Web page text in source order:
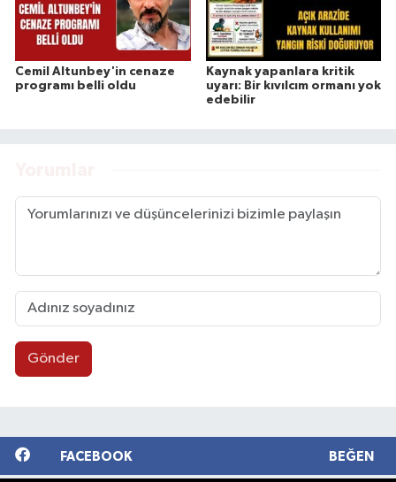
Cemil Altunbey'in cenaze
programı belli oldu
Kaynak yapanlara kritik
uyarı: Bir kıvılcım ormanı yok
edebilir
Gönder
FACEBOOK BEĞEN